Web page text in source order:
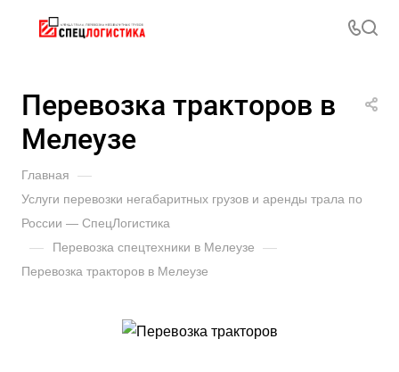
Перевозка тракторов в
Мелеузе
Главная —
Услуги перевозки негабаритных грузов и аренды трала по
России — СпецЛогистика
— Перевозка спецтехники в Мелеузе —
Перевозка тракторов в Мелеузе